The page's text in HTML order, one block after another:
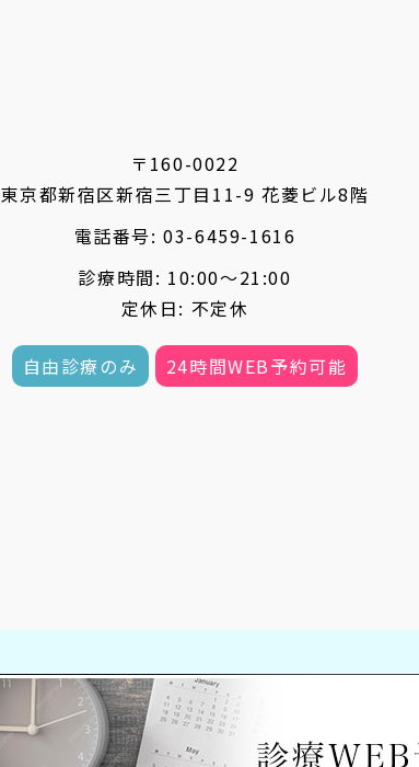
〒160-0022
東京都新宿区新宿三丁目11-9 花菱ビル8階
電話番号:03-6459-1616
診療時間: 10:00〜21:00
定休日: 不定休
自由診療のみ 24時間WEB予約可能